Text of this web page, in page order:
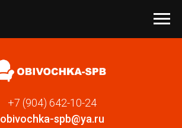
+7 (904) 642-10-24
obivochka-spb@ya.ru